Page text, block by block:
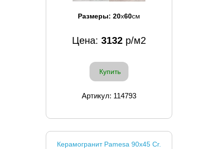
Размеры: 20x60см
Цена: 3132 р/м2
Купить
Артикул: 114793
Керамогранит Pamesa 90x45 Cr.